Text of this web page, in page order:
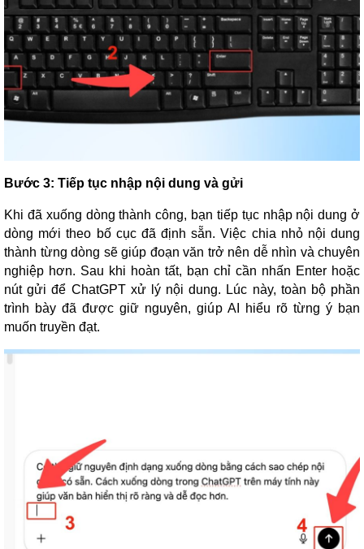
Bước 3: Tiếp tục nhập nội dung và gửi
Khi đã xuống dòng thành công, bạn tiếp tục nhập nội dung ở
dòng mới theo bố cục đã định sẵn. Việc chia nhỏ nội dung
thành từng dòng sẽ giúp đoạn văn trở nên dễ nhìn và chuyên
nghiệp hơn. Sau khi hoàn tất, bạn chỉ cần nhấn Enter hoặc
nút gửi để ChatGPT xử lý nội dung. Lúc này, toàn bộ phần
trình bày đã được giữ nguyên, giúp AI hiểu rõ từng ý bạn
muốn truyền đạt.